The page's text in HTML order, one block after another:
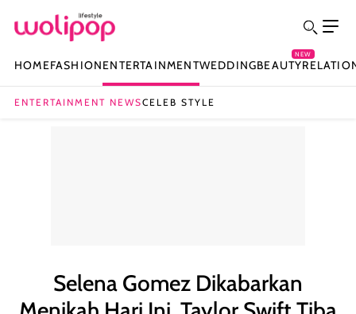
HOMEFASHIONENTERTAINMENTWEDDINGBEAUTY
NEW
ENTERTAINMENT NEWSCELEB STYLE
Selena Gomez Dikabarkan